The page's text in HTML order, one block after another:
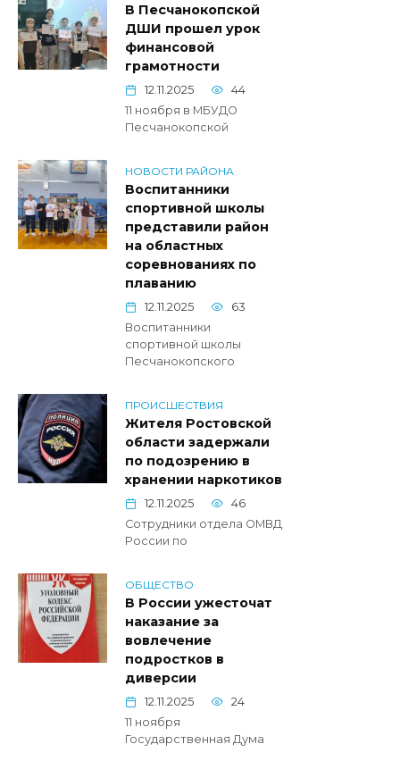
В Песчанокопской
ДШИ прошел урок
финансовой
грамотности
12.11.2025
44
11 ноября в МБУДО
Песчанокопской
НОВОСТИ РАЙОНА
Воспитанники
спортивной школы
представили район
на областных
соревнованиях по
плаванию
12.11.2025
63
Воспитанники
спортивной школы
Песчанокопского
ПРОИСШЕСТВИЯ
Жителя Ростовской
области задержали
по подозрению в
хранении наркотиков
12.11.2025
46
Сотрудники отдела ОМВД
России по
ОБЩЕСТВО
В России ужесточат
наказание за
вовлечение
подростков в
диверсии
12.11.2025
24
11 ноября
Государственная Дума